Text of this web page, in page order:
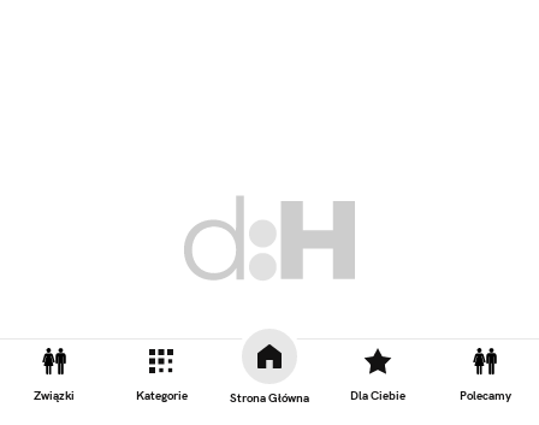
Związki Kategorie Strona Główna Dla Ciebie Polecamy